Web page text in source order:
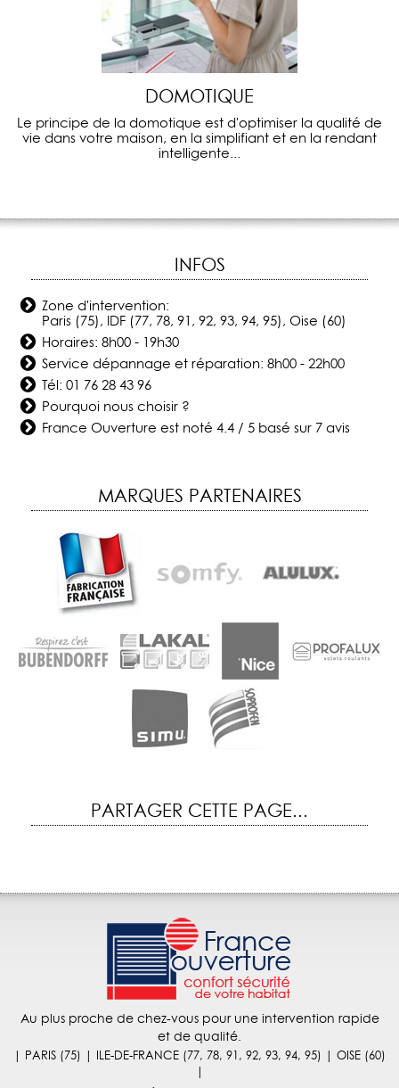
DOMOTIQUE
Le principe de la domotique est d'optimiser la qualité de
vie dans votre maison, en la simplifiant et en la rendant
intelligente...
INFOS
Zone d'intervention:
Paris (75), IDF (77, 78, 91, 92, 93, 94, 95), Oise (60)
Horaires: 8h00 - 19h30
Service dépannage et réparation: 8h00 - 22h00
Tél:01 76 28 43 96
Pourquoi nous choisir ?
France Ouverture est noté4.4 /5 basé sur 7avis
MARQUES PARTENAIRES
PARTAGER CETTE PAGE...
Au plus proche de chez-vous pour une intervention rapide
et de qualité.
| PARIS (75) | ILE-DE-FRANCE (77, 78, 91, 92, 93, 94, 95) | OISE (60)
|